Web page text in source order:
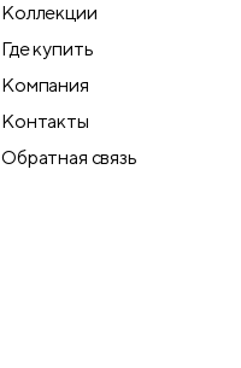
Коллекции
Где купить
Компания
Контакты
Обратная связь